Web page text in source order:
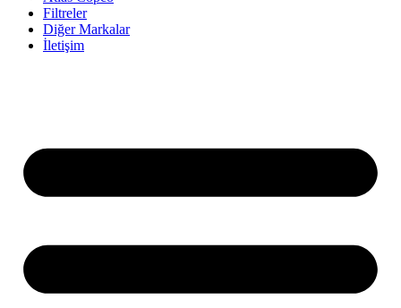
Filtreler
Diğer Markalar
İletişim